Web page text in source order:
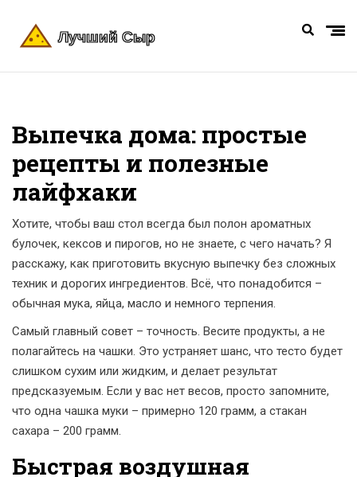
Выпечка дома: простые
рецепты и полезные
лайфхаки
Хотите, чтобы ваш стол всегда был полон ароматных
булочек, кексов и пирогов, но не знаете, с чего начать? Я
расскажу, как приготовить вкусную выпечку без сложных
техник и дорогих ингредиентов. Всё, что понадобится –
обычная мука, яйца, масло и немного терпения.
Самый главный совет – точность. Весите продукты, а не
полагайтесь на чашки. Это устраняет шанс, что тесто будет
слишком сухим или жидким, и делает результат
предсказуемым. Если у вас нет весов, просто запомните,
что одна чашка муки – примерно 120 грамм, а стакан
сахара – 200 грамм.
Быстрая воздушная